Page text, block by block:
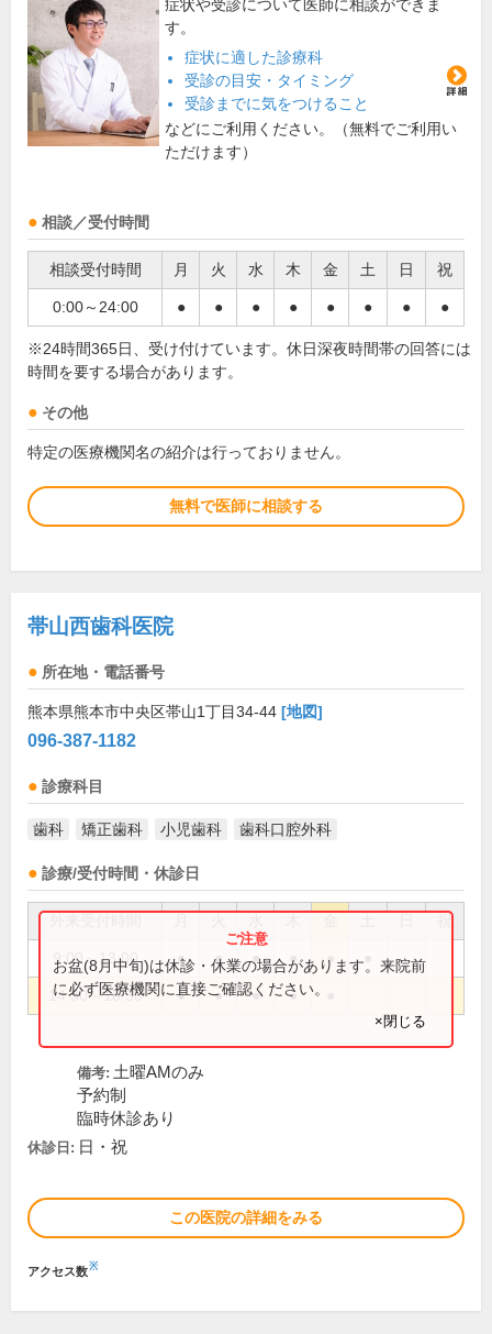
症状や受診について医師に相談ができま
す。
症状に適した診療科
受診の目安・タイミング
受診までに気をつけること
などにご利用ください。（無料でご利用い
ただけます）
相談／受付時間
相談受付時間 月 火 水 木 金 土 日 祝
0:00～24:00 ● ● ● ● ● ● ● ●
※24時間365日、受け付けています。休日深夜時間帯の回答には
時間を要する場合があります。
その他
特定の医療機関名の紹介は行っておりません。
無料で医師に相談する
帯山西歯科医院
所在地・電話番号
熊本県熊本市中央区帯山1丁目34-44 [地図]
096-387-1182
診療科目
歯科 矯正歯科 小児歯科 歯科口腔外科
診療/受付時間・休診日
祝
9:00～13:00 ● ● ● ● ●
14:30～18:30 ● ● ● ●
お盆(8月中旬)は休診・休業の場合があります。来院前
に必ず医療機関に直接ご確認ください。
×閉じる
備考: 土曜AMのみ
予約制
臨時休診あり
休診日: 日・祝
この医院の詳細をみる
アクセス数※